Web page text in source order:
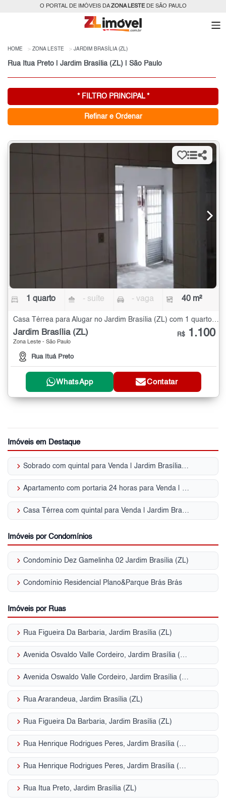
O PORTAL DE IMÓVEIS DAZONA LESTEDE SÃO PAULO
HOME ZONA LESTE JARDIM BRASÍLIA (ZL)
Rua Itua Preto | Jardim Brasília (ZL) | São Paulo
* FILTRO PRINCIPAL *
Refinar e Ordenar
1 quarto - suíte - vaga 40 m²
Jardim Brasília (ZL)
Zona Leste - São Paulo
Rua Ituá Preto
R$ 1.100
WhatsApp Contatar
Imóveis em Destaque
keyboard_arrow_right Sobrado com quintal para Venda | Jardim Brasília (ZL)
keyboard_arrow_right Apartamento com portaria 24 horas para Venda | Jardim Brasília (ZL)
keyboard_arrow_right Casa Térrea com quintal para Venda | Jardim Brasília (ZL)
Imóveis por Condomínios
keyboard_arrow_right Condomínio Dez Gamelinha 02 Jardim Brasília (ZL)
keyboard_arrow_right Condomínio Residencial Plano&Parque Brás Brás
Imóveis por Ruas
keyboard_arrow_right Rua Figueira Da Barbaria, Jardim Brasília (ZL)
keyboard_arrow_right Avenida Osvaldo Valle Cordeiro, Jardim Brasília (ZL)
keyboard_arrow_right Avenida Oswaldo Valle Cordeiro, Jardim Brasília (ZL)
keyboard_arrow_right Rua Ararandeua, Jardim Brasília (ZL)
keyboard_arrow_right Rua Figueira Da Barbaria, Jardim Brasília (ZL)
keyboard_arrow_right Rua Henrique Rodrigues Peres, Jardim Brasília (ZL)
keyboard_arrow_right Rua Henrique Rodrigues Peres, Jardim Brasília (ZL)
keyboard_arrow_right Rua Itua Preto, Jardim Brasília (ZL)